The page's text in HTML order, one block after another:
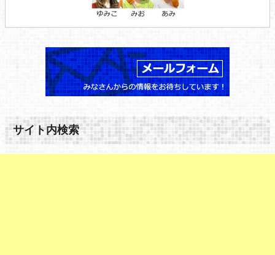
サイト内検索